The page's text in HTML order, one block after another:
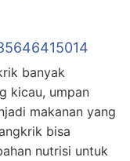
banyak
kicau, umpan
makanan yang
bisa
nutrisi untuk